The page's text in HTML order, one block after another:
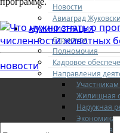
Новости
Авиаград
АДМИНИСТРАЦИЯ
Структура
Полномочия
Кадровое
Направления
Жилищная
Наружная
Экономика
новости